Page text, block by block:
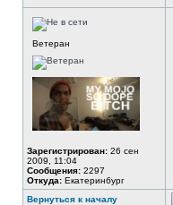
Ветеран
Зарегистрирован: 26 сен
2009, 11:04
Сообщения: 2297
Откуда: Екатеринбург
Вернуться к началу